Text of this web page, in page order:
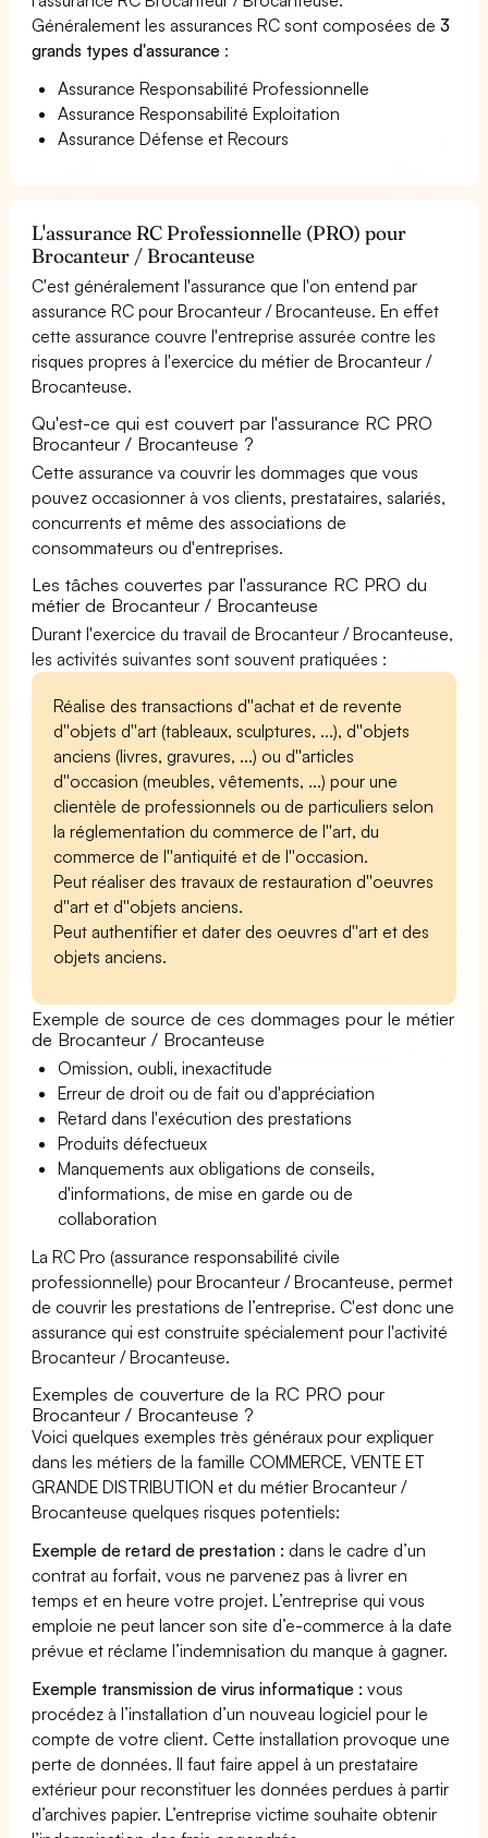
Généralement les assurances RC sont composées de3
grands types d'assurance :
Assurance Responsabilité Professionnelle
Assurance Responsabilité Exploitation
Assurance Défense et Recours
L'assurance RC Professionnelle (PRO) pour
Brocanteur / Brocanteuse
C'est généralement l'assurance que l'on entend par
assurance RC pour Brocanteur / Brocanteuse. En effet
cette assurance couvre l'entreprise assurée contre les
risques propres à l'exercice du métier de Brocanteur /
Brocanteuse.
Qu'est-ce qui est couvert par l'assurance RC PRO
Brocanteur / Brocanteuse ?
Cette assurance va couvrir les dommages que vous
pouvez occasionner à vos clients, prestataires, salariés,
concurrents et même des associations de
consommateurs ou d'entreprises.
Les tâches couvertes par l'assurance RC PRO du
métier de Brocanteur / Brocanteuse
Durant l'exercice du travail de Brocanteur / Brocanteuse,
les activités suivantes sont souvent pratiquées :
Réalise des transactions d''achat et de revente
d''objets d''art (tableaux, sculptures, ...), d''objets
anciens (livres, gravures, ...) ou d''articles
d''occasion (meubles, vêtements, ...) pour une
clientèle de professionnels ou de particuliers selon
la réglementation du commerce de l''art, du
commerce de l''antiquité et de l''occasion.
Peut réaliser des travaux de restauration d''oeuvres
d''art et d''objets anciens.
Peut authentifier et dater des oeuvres d''art et des
objets anciens.
Exemple de source de ces dommages pour le métier
de Brocanteur / Brocanteuse
Omission, oubli, inexactitude
Erreur de droit ou de fait ou d'appréciation
Retard dans l'exécution des prestations
Produits défectueux
Manquements aux obligations de conseils,
d'informations, de mise en garde ou de
collaboration
La RC Pro (assurance responsabilité civile
professionnelle) pour Brocanteur / Brocanteuse, permet
de couvrir les prestations de l’entreprise. C'est donc une
assurance qui est construite spécialement pour l'activité
Brocanteur / Brocanteuse.
Exemples de couverture de la RC PRO pour
Brocanteur / Brocanteuse ?
Voici quelques exemples très généraux pour expliquer
dans les métiers de la famille COMMERCE, VENTE ET
GRANDE DISTRIBUTION et du métier Brocanteur /
Brocanteuse quelques risques potentiels:
Exemple de retard de prestation : dans le cadre d’un
contrat au forfait, vous ne parvenez pas à livrer en
temps et en heure votre projet. L’entreprise qui vous
emploie ne peut lancer son site d’e-commerce à la date
prévue et réclame l’indemnisation du manque à gagner.
Exemple transmission de virus informatique : vous
procédez à l’installation d’un nouveau logiciel pour le
compte de votre client. Cette installation provoque une
perte de données. Il faut faire appel à un prestataire
extérieur pour reconstituer les données perdues à partir
d’archives papier. L’entreprise victime souhaite obtenir